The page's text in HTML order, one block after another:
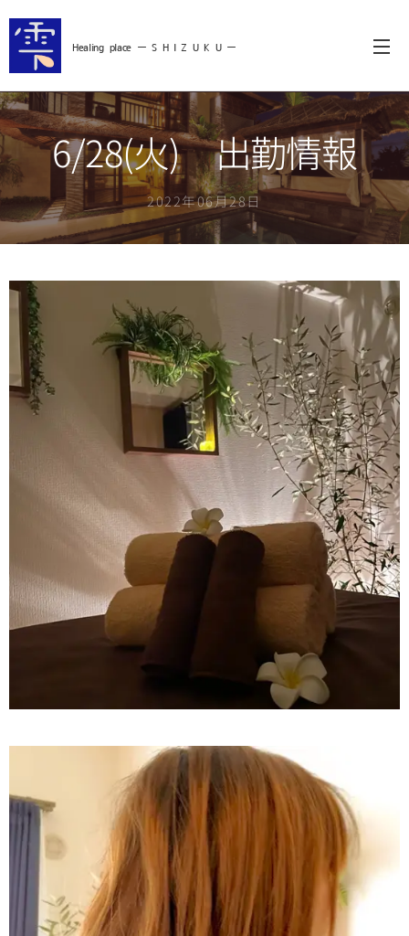
Healing place ー S H I Z U K U ー
6/28(火) 出勤情報
2022年06月28日